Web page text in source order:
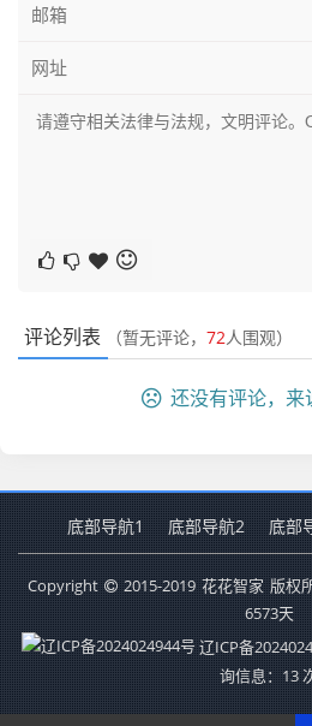
评论列表 （暂无评论， 72人围观）
还没有评论，来
底部导航1 底部导航2 底部
Copyright 2015-2019 花花智家 版权
6573天
辽ICP备
询信息：13